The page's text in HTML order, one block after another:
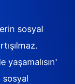
sosyal
yaşamalısın'